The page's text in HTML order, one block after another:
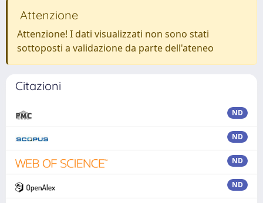
Attenzione
Attenzione! I dati visualizzati non sono stati
sottoposti a validazione da parte dell'ateneo
Citazioni
ND
ND
ND
ND